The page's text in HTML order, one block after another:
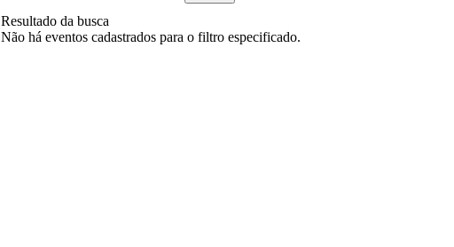
Resultado da busca
Não há eventos cadastrados para o filtro especificado.